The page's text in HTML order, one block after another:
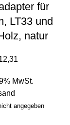
für
LT33 und
natur
MwSt.
angegeben